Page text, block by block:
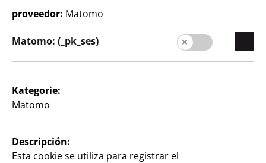
Facturas
proveedor: Matomo
Matomo: (_pk_ses)
Kategorie:
Matomo
Descripción:
Esta cookie se utiliza para registrar el